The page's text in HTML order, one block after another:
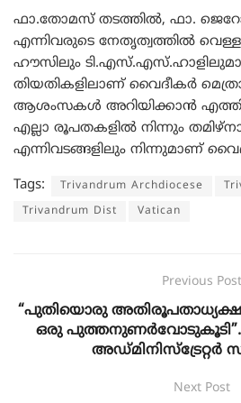
ഫാ.തോമസ് തടത്തിൽ, ഫാ.
എന്നിവരുടെ നേതൃത്വത്തിൽ
ഹൗസിലും
തിയതികളിലാണ് വൈദീകർ
ആശംസകൾ അറിയിക്കാൻ
എല്ലാ രൂപതകളിൽ നിന്നും
എന്നിവടങ്ങളിലും നിന്നുമാണ്
Tags: Trivandrum Archdiocese
Trivandrum Dist
Vatican
Previous Post
“പുതിയൊരു
ഒരു
അഡ്‌മിനിസ്‌ട്രേറ്റർ
Next Post